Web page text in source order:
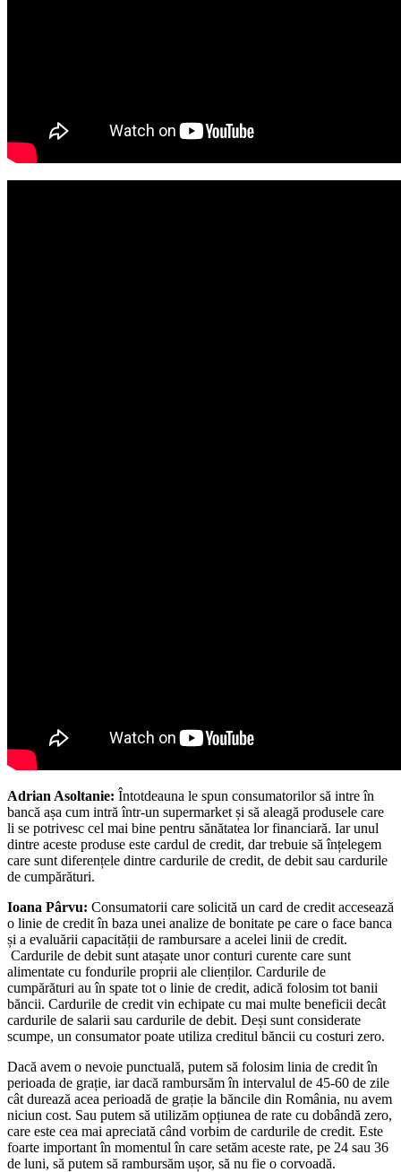
Adrian Asoltanie: Întotdeauna le spun consumatorilor să intre în
bancă așa cum intră într-un supermarket și să aleagă produsele care
li se potrivesc cel mai bine pentru sănătatea lor financiară. Iar unul
dintre aceste produse este cardul de credit, dar trebuie să înțelegem
care sunt diferențele dintre cardurile de credit, de debit sau cardurile
de cumpărături.
Ioana Pârvu: Consumatorii care solicită un card de credit accesează
o linie de credit în baza unei analize de bonitate pe care o face banca
și a evaluării capacității de rambursare a acelei linii de credit.
Cardurile de debit sunt atașate unor conturi curente care sunt
alimentate cu fondurile proprii ale clienților. Cardurile de
cumpărături au în spate tot o linie de credit, adică folosim tot banii
băncii. Cardurile de credit vin echipate cu mai multe beneficii decât
cardurile de salarii sau cardurile de debit. Deși sunt considerate
scumpe, un consumator poate utiliza creditul băncii cu costuri zero.
Dacă avem o nevoie punctuală, putem să folosim linia de credit în
perioada de grație, iar dacă rambursăm în intervalul de 45-60 de zile
cât durează acea perioadă de grație la băncile din România, nu avem
niciun cost. Sau putem să utilizăm opțiunea de rate cu dobândă zero,
care este cea mai apreciată când vorbim de cardurile de credit. Este
foarte important în momentul în care setăm aceste rate, pe 24 sau 36
de luni, să putem să rambursăm ușor, să nu fie o corvoadă.